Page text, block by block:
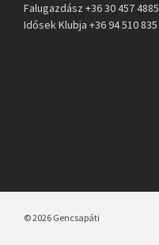
Falugazdász +36 30 457 4885
Idősek Klubja +36 94 510 835
© 2026 Gencsapáti